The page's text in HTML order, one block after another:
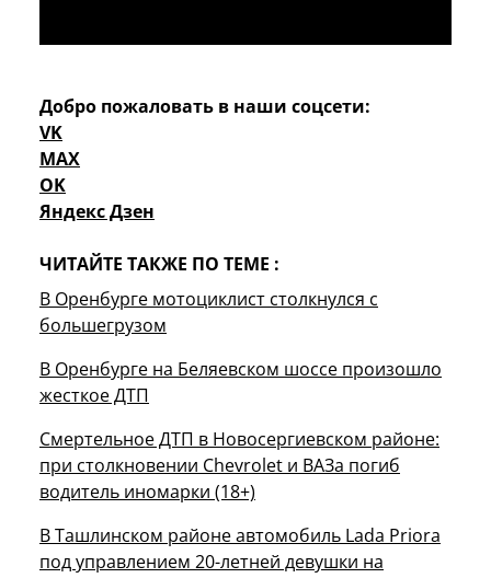
Добро пожаловать в наши соцсети:
VK
MAX
OK
Яндекс Дзен
ЧИТАЙТЕ ТАКЖЕ ПО ТЕМЕ :
В Оренбурге мотоциклист столкнулся с
большегрузом
В Оренбурге на Беляевском шоссе произошло
жесткое ДТП
Смертельное ДТП в Новосергиевском районе:
при столкновении Chevrolet и ВАЗа погиб
водитель иномарки (18+)
В Ташлинском районе автомобиль Lada Priora
под управлением 20-летней девушки на